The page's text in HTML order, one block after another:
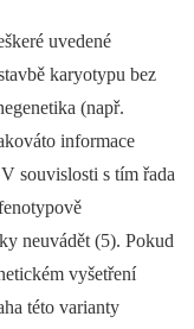
uvedené
karyotypu bez
(např.
informace
souvislosti s tím řada
neuvádět (5). Pokud
vyšetření
této varianty